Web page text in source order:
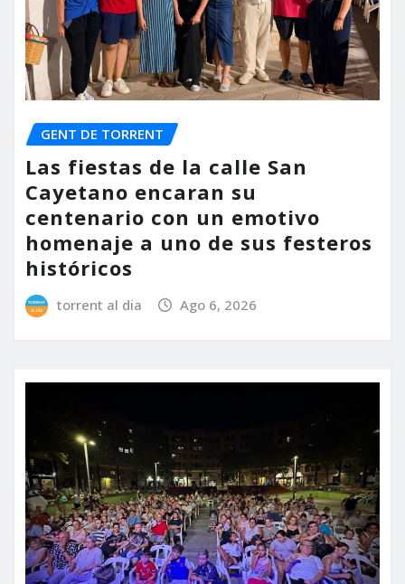
GENT DE TORRENT
Las fiestas de la calle San
Cayetano encaran su
centenario con un emotivo
homenaje a uno de sus festeros
históricos
torrent al dia Ago 6, 2026